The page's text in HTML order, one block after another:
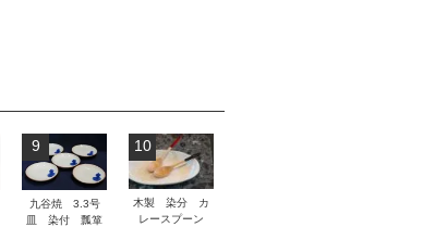
9
九谷焼 3.3号
皿 染付 瓢箪
10
木製 染分 カ
レースプーン